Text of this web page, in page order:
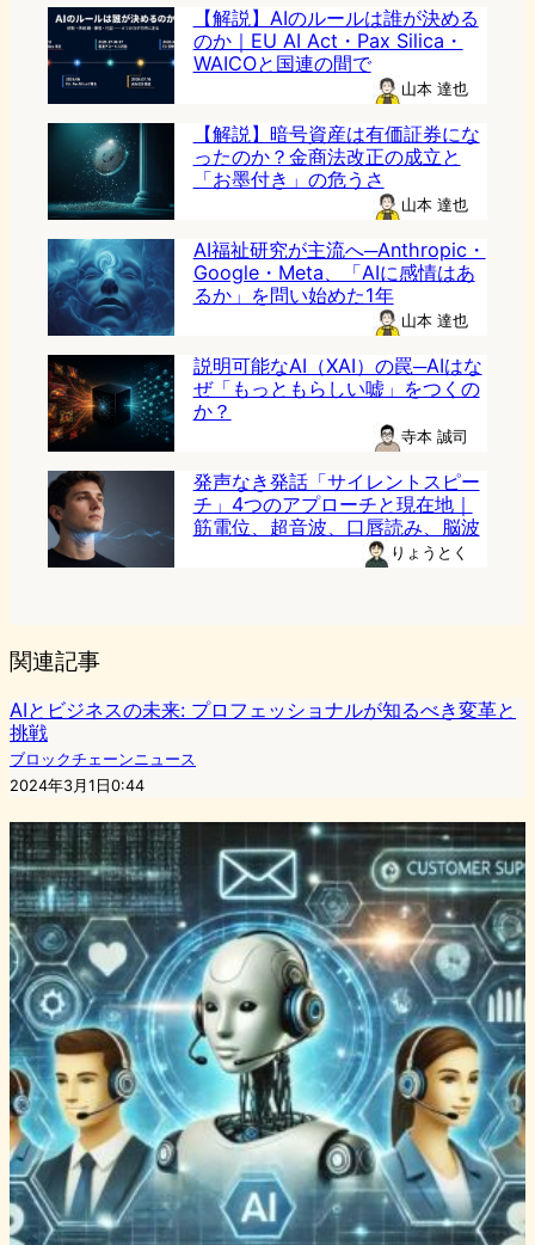
【解説】AIのルールは誰が決める
のか｜EU AI Act・Pax Silica・
WAICOと国連の間で
山本 達也
【解説】暗号資産は有価証券にな
ったのか？金商法改正の成立と
「お墨付き」の危うさ
山本 達也
AI福祉研究が主流へ─Anthropic・
Google・Meta、「AIに感情はあ
るか」を問い始めた1年
山本 達也
説明可能なAI（XAI）の罠─AIはな
ぜ「もっともらしい嘘」をつくの
か？
寺本 誠司
発声なき発話「サイレントスピー
チ」4つのアプローチと現在地｜
筋電位、超音波、口唇読み、脳波
りょうとく
関連記事
AIとビジネスの未来: プロフェッショナルが知るべき変革と
挑戦
ブロックチェーンニュース
2024年3月1日0:44